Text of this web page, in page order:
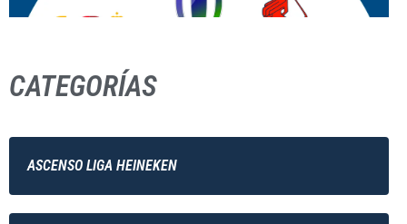
CATEGORÍAS
ASCENSO LIGA HEINEKEN